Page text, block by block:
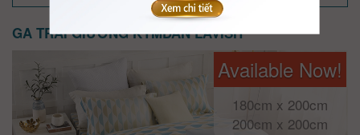
GA TRẢI GIƯỜNG KYMDAN LAVISH
Available Now!
180cm x 200cm
200cm x 200cm